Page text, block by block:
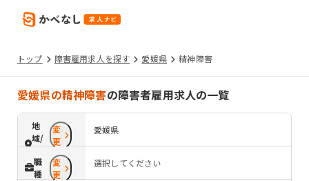
トップ 障害雇用求人を探す 愛媛県 精神障害
愛媛県の精神障害の障害者雇用求人の一覧
地
域/
路
線
変
更
愛媛県
職
種
変
更
選択してください